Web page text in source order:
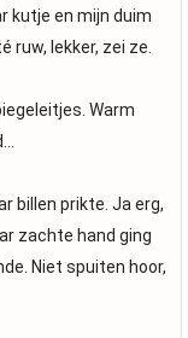
kutje en mijn duim
lekker, zei ze.
Warm
billen prikte. Ja erg,
zachte hand ging
Niet spuiten hoor,